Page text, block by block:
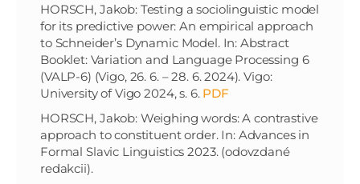
HORSCH, Jakob: Testing a sociolinguistic model
for its predictive power: An empirical approach
to Schneider’s Dynamic Model. In: Abstract
Booklet: Variation and Language Processing 6
(VALP-6) (Vigo, 26. 6. – 28. 6. 2024). Vigo:
University of Vigo 2024, s. 6. PDF
HORSCH, Jakob: Weighing words: A contrastive
approach to constituent order. In: Advances in
Formal Slavic Linguistics 2023. (odovzdané
redakcii).